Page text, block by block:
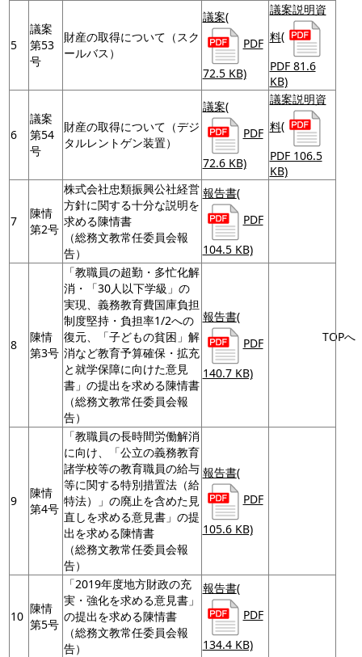
TOPへ
5
議案
第53
号
財産の取得について（スク
ールバス）
議案(
PDF
72.5 KB)
議案説明資
料(
PDF 81.6
KB)
6
議案
第54
号
財産の取得について（デジ
タルレントゲン装置）
議案(
PDF
72.6 KB)
議案説明資
料(
PDF 106.5
KB)
7
陳情
第2号
株式会社忠類振興公社経営
方針に関する十分な説明を
求める陳情書
（総務文教常任委員会報
告）
報告書(
PDF
104.5 KB)
8
陳情
第3号
「教職員の超勤・多忙化解
消・「30人以下学級」の
実現、義務教育費国庫負担
制度堅持・負担率1/2への
復元、「子どもの貧困」解
消など教育予算確保・拡充
と就学保障に向けた意見
書」の提出を求める陳情書
（総務文教常任委員会報
告）
報告書(
PDF
140.7 KB)
9
陳情
第4号
「教職員の長時間労働解消
に向け、「公立の義務教育
諸学校等の教育職員の給与
等に関する特別措置法（給
特法）」の廃止を含めた見
直しを求める意見書」の提
出を求める陳情書
（総務文教常任委員会報
告）
報告書(
PDF
105.6 KB)
10
陳情
第5号
「2019年度地方財政の充
実・強化を求める意見書」
の提出を求める陳情書
（総務文教常任委員会報
告）
報告書(
PDF
134.4 KB)